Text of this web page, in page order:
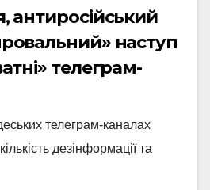
антиросійський
наступ
телеграм-
чергові
телеграм-каналах
дезінформації та